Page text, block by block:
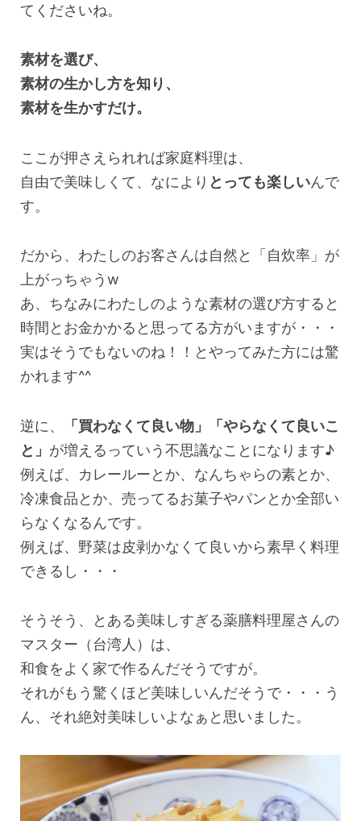
てくださいね。
素材を選び、
素材の生かし方を知り、
素材を生かすだけ。
ここが押さえられれば家庭料理は、
自由で美味しくて、なにより とっても楽しいんで
す。
だから、わたしのお客さんは自然と「自炊率」が
上がっちゃうw
あ、ちなみにわたしのような素材の選び方すると
時間とお金かかると思ってる方がいますが・・・
実はそうでもないのね！！とやってみた方には驚
かれます^^
逆に、
「買わなくて良い物」「やらなくて良いこ
と」 が増えるっていう不思議なことになります♪
例えば、カレールーとか、なんちゃらの素とか、
冷凍食品とか、売ってるお菓子やパンとか全部い
らなくなるんです。
例えば、野菜は皮剥かなくて良いから素早く料理
できるし・・・
そうそう、とある美味しすぎる薬膳料理屋さんの
マスター（台湾人）は、
和食をよく家で作るんだそうですが。
それがもう驚くほど美味しいんだそうで・・・う
ん、それ絶対美味しいよなぁと思いました。